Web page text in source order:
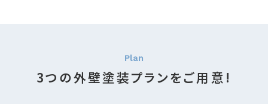
3つの外壁塗装プランをご用意!